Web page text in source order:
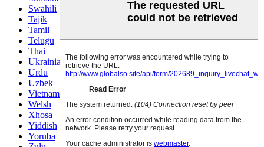
Swahili
Tajik
Tamil
Telugu
Thai
Ukrainian
Urdu
Uzbek
Vietnamese
Welsh
Xhosa
Yiddish
Yoruba